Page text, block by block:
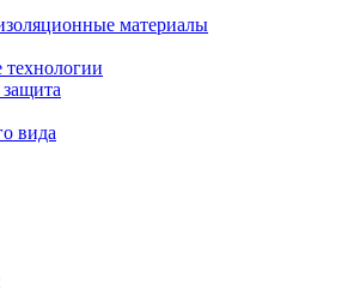
материалы
вида